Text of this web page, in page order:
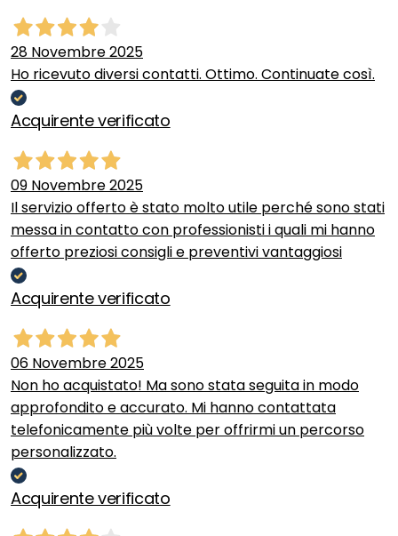
28 Novembre 2025
Ho ricevuto diversi contatti. Ottimo. Continuate così.
Acquirente verificato
09 Novembre 2025
Il servizio offerto è stato molto utile perché sono stati
messa in contatto con professionisti i quali mi hanno
offerto preziosi consigli e preventivi vantaggiosi
Acquirente verificato
06 Novembre 2025
Non ho acquistato! Ma sono stata seguita in modo
approfondito e accurato. Mi hanno contattata
telefonicamente più volte per offrirmi un percorso
personalizzato.
Acquirente verificato